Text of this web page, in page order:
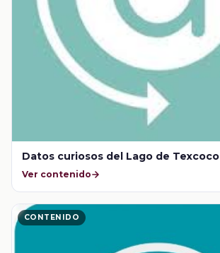
Datos curiosos del Lago de Texcoco
Ver contenido
CONTENIDO